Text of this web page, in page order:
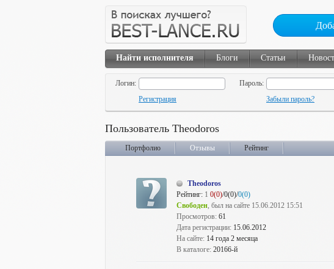
Найти исполнителя Блоги Статьи
Логин:
Пароль:
Регистрация
Забыли пароль?
Пользователь Theodoros
Портфолио Отзывы Рейтинг
Theodoros
Рейтинг: 1 0(0)/0(0)/0(0)
Свободен, был на сайте 15.06.2012 15:51
Просмотров: 61
Дата регистрации: 15.06.2012
На сайте: 14 года 2 месяца
В каталоге: 20166-й